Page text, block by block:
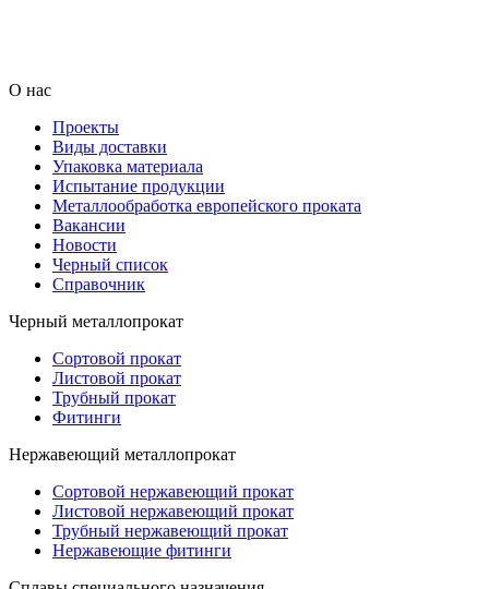
О нас
Проекты
Виды доставки
Упаковка материала
Испытание продукции
Металлообработка европейского проката
Вакансии
Новости
Черный список
Справочник
Черный металлопрокат
Сортовой прокат
Листовой прокат
Трубный прокат
Фитинги
Нержавеющий металлопрокат
Сортовой нержавеющий прокат
Листовой нержавеющий прокат
Трубный нержавеющий прокат
Нержавеющие фитинги